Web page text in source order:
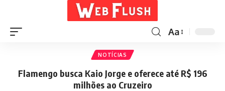
Aa
NOTÍCIAS
Flamengo busca Kaio Jorge e oferece até R$ 196
milhões ao Cruzeiro